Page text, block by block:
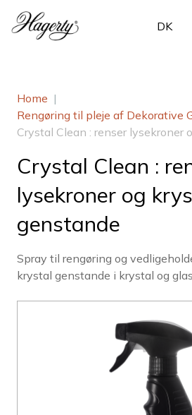
DK
Home |
Rengøring til pleje af Dekorative
Crystal Clean : renser lysekroner
Crystal Clean :
lysekroner og
genstande
Spray til rengøring og
krystal genstande i krystal og glas